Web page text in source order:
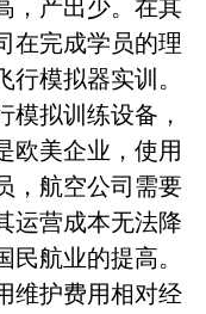
，产出少。在其
在完成学员的理
模拟器实训。
模拟训练设备，
欧美企业，使用
，航空公司需要
运营成本无法降
航业的提高。
维护费用相对经